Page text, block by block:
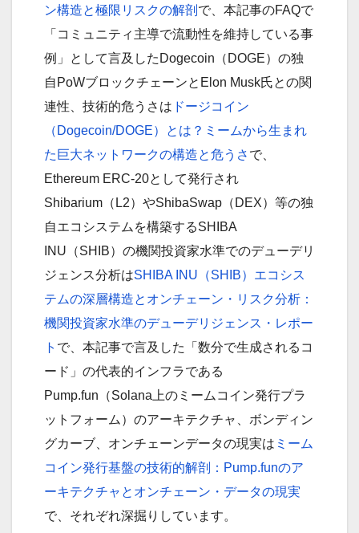
ン構造と極限リスクの解剖 で、本記事のFAQで
「コミュニティ主導で流動性を維持している事
例」として言及したDogecoin（DOGE）の独
自PoWブロックチェーンとElon Musk氏との関
連性、技術的危うさは ドージコイン
（Dogecoin/DOGE）とは？ミームから生まれ
た巨大ネットワークの構造と危うさ で、
Ethereum ERC-20として発行され
Shibarium（L2）やShibaSwap（DEX）等の独
自エコシステムを構築するSHIBA
INU（SHIB）の機関投資家水準でのデューデリ
ジェンス分析はSHIBA INU（SHIB）エコシス
テムの深層構造とオンチェーン・リスク分析：
機関投資家水準のデューデリジェンス・レポー
ト で、本記事で言及した「数分で生成されるコ
ード」の代表的インフラである
Pump.fun（Solana上のミームコイン発行プラ
ットフォーム）のアーキテクチャ、ボンディン
グカーブ、オンチェーンデータの現実は ミーム
コイン発行基盤の技術的解剖：Pump.funのア
ーキテクチャとオンチェーン・データの現実
で、それぞれ深掘りしています。